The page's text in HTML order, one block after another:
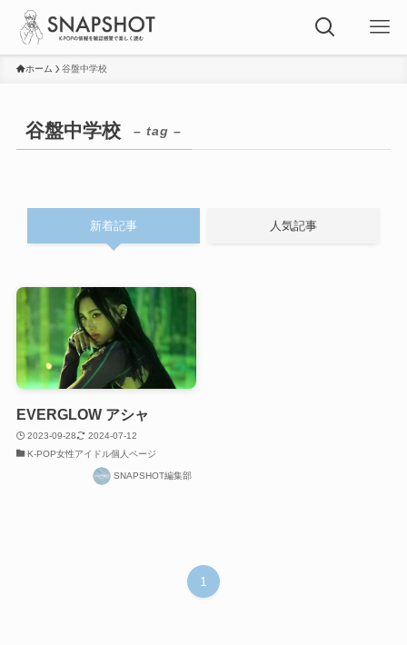
ホーム 谷盤中学校
谷盤中学校 – tag –
新着記事 人気記事
EVERGLOW アシャ
2023-09-28
2024-07-12
K-POP女性アイドル個人ページ
SNAPSHOT編集部
1